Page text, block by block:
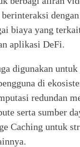
berinteraksi
biaya yang
aplikasi DeFi.
digunakan untuk
di
redundan
serta sumber
Caching untuk